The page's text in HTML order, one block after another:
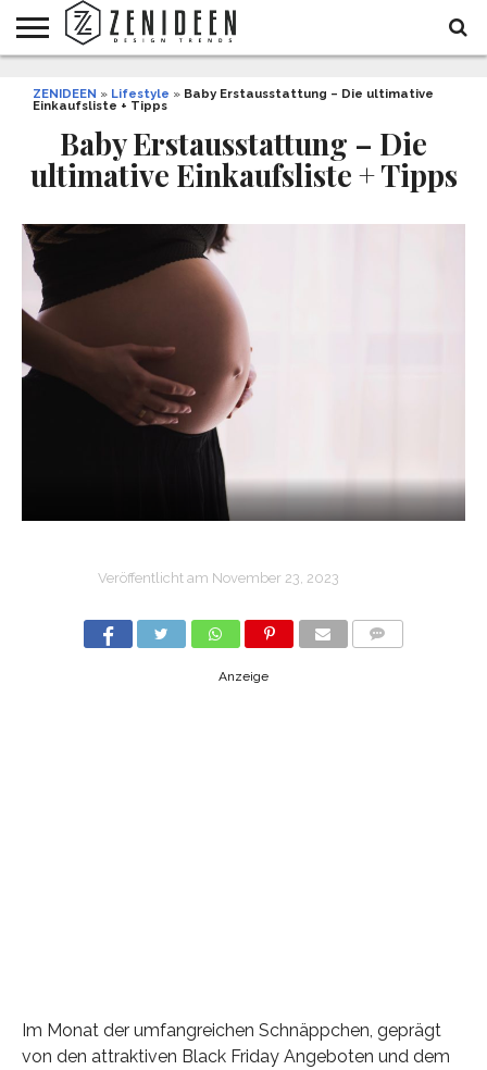
INNENDESIGN
ARCHITEKTUR
GARTEN
UND
LIFESTYLE
DEKO
&
DIY
STYLE
REZEPTE
GESUNDHEIT
WEIHNACHTEN
ZENIDEEN » Lifestyle » Baby Erstausstattung – Die ultimative
Einkaufsliste + Tipps
Baby Erstausstattung – Die
ultimative Einkaufsliste + Tipps
Veröffentlicht am November 23, 2023
Anzeige
Im Monat der umfangreichen Schnäppchen, geprägt
von den attraktiven Black Friday Angeboten und dem